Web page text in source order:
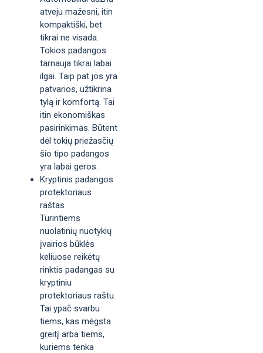
atveju mažesni, itin
kompaktiški, bet
tikrai ne visada.
Tokios padangos
tarnauja tikrai labai
ilgai. Taip pat jos yra
patvarios, užtikrina
tylą ir komfortą. Tai
itin ekonomiškas
pasirinkimas. Būtent
dėl tokių priežasčių
šio tipo padangos
yra labai geros.
Kryptinis padangos
protektoriaus
raštas
Turintiems
nuolatinių nuotykių
įvairios būklės
keliuose reikėtų
rinktis padangas su
kryptiniu
protektoriaus raštu.
Tai ypač svarbu
tiems, kas mėgsta
greitį arba tiems,
kuriems tenka